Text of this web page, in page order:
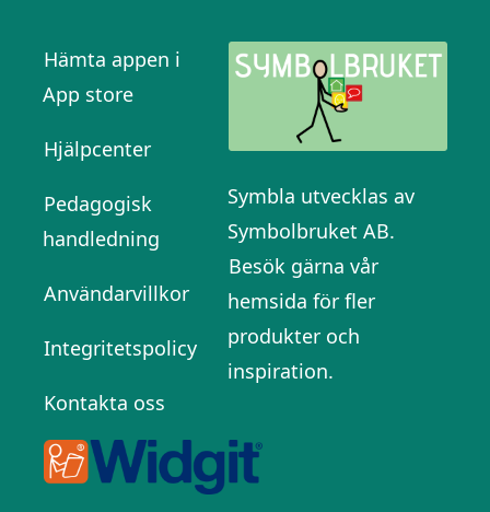
Hämta appen i
App store
Hjälpcenter
Pedagogisk
handledning
Användarvillkor
Integritetspolicy
Kontakta oss
Symbla utvecklas av
Symbolbruket AB.
Besök gärna vår
hemsida för fler
produkter och
inspiration.